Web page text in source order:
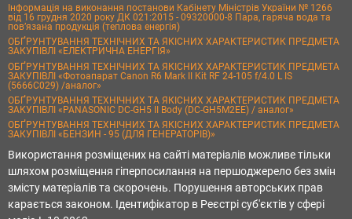
Інформація на виконання постанови Кабінету Міністрів України № 1266
від 16 грудня 2020 року ДК 021:2015 - 09320000-8 Пара, гаряча вода та
пов’язана продукція (теплова енергія)
ОБҐРУНТУВАННЯ ТЕХНІЧНИХ ТА ЯКІСНИХ ХАРАКТЕРИСТИК ПРЕДМЕТА
ЗАКУПІВЛІ «ЕЛЕКТРИЧНА ЕНЕРГІЯ»
ОБҐРУНТУВАННЯ ТЕХНІЧНИХ ТА ЯКІСНИХ ХАРАКТЕРИСТИК ПРЕДМЕТА
ЗАКУПІВЛІ «Фотоапарат Canon R6 Mark II Kit RF 24-105 f/4.0 L IS
(5666C029) /аналог»
ОБҐРУНТУВАННЯ ТЕХНІЧНИХ ТА ЯКІСНИХ ХАРАКТЕРИСТИК ПРЕДМЕТА
ЗАКУПІВЛІ «PANASONIC DC-GH5 II Body (DC-GH5M2EE) / аналог»
ОБҐРУНТУВАННЯ ТЕХНІЧНИХ ТА ЯКІСНИХ ХАРАКТЕРИСТИК ПРЕДМЕТА
ЗАКУПІВЛІ «БЕНЗИН - 95 (ДЛЯ ГЕНЕРАТОРІВ)»
Використання розміщених на сайті матеріалів можливе тільки
шляхом розміщення гіперпосилання на першоджерело без змін
змісту матеріалів та скорочень. Порушення авторських прав
карається законом. Ідентифікатор в Реєстрі суб'єктів у сфері